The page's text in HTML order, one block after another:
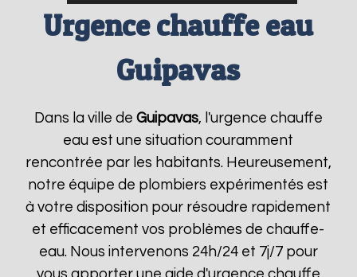
Urgence chauffe eau
Guipavas
Dans la ville de Guipavas, l'urgence chauffe
eau est une situation couramment
rencontrée par les habitants. Heureusement,
notre équipe de plombiers expérimentés est
à votre disposition pour résoudre rapidement
et efficacement vos problèmes de chauffe-
eau. Nous intervenons 24h/24 et 7j/7 pour